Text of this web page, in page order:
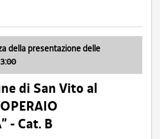
della presentazione delle
di San Vito al
- Cat. B